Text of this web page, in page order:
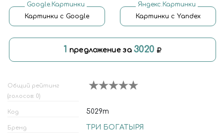
Google.Картинки
Картинки с Google
Яндекс.Картинки
Картинки с Yandex
1 предложение за3020
Общий рейтинг
(голосов: 0)
Код 5029т
Бренд ТРИ БОГАТЫРЯ